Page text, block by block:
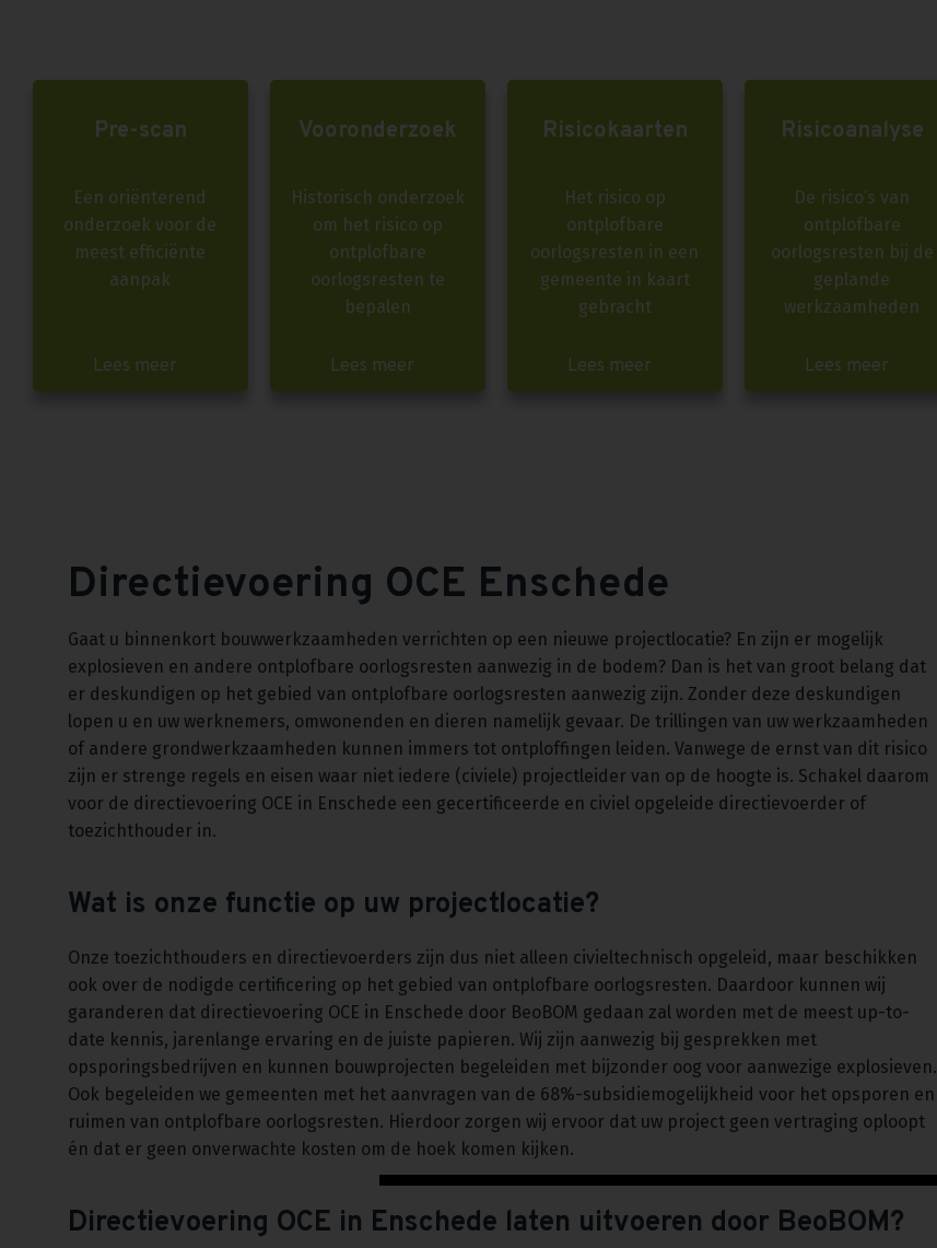
Pre-scan
Een oriënterend
onderzoek voor de
meest efficiënte
aanpak
Lees meer
Vooronderzoek
Historisch onderzoek
om het risico op
ontplofbare
oorlogsresten te
bepalen
Lees meer
Risicokaarten
Het risico op
ontplofbare
oorlogsresten in een
gemeente in kaart
gebracht
Lees meer
Risicoanalyse
De risico’s van
ontplofbare
oorlogsresten bij de
geplande
werkzaamheden
Lees meer
Directievoering OCE Enschede
Gaat u binnenkort bouwwerkzaamheden verrichten op een nieuwe projectlocatie? En zijn er mogelijk
explosieven en andere ontplofbare oorlogsresten aanwezig in de bodem? Dan is het van groot belang dat
er deskundigen op het gebied van ontplofbare oorlogsresten aanwezig zijn. Zonder deze deskundigen
lopen u en uw werknemers, omwonenden en dieren namelijk gevaar. De trillingen van uw werkzaamheden
of andere grondwerkzaamheden kunnen immers tot ontploffingen leiden. Vanwege de ernst van dit risico
zijn er strenge regels en eisen waar niet iedere (civiele) projectleider van op de hoogte is. Schakel daarom
voor de directievoering OCE in Enschede een gecertificeerde en civiel opgeleide directievoerder of
toezichthouder in.
Wat is onze functie op uw projectlocatie?
Onze toezichthouders en directievoerders zijn dus niet alleen civieltechnisch opgeleid, maar beschikken
ook over de nodigde certificering op het gebied van ontplofbare oorlogsresten. Daardoor kunnen wij
garanderen dat directievoering OCE in Enschede door BeoBOM gedaan zal worden met de meest up-to-
date kennis, jarenlange ervaring en de juiste papieren. Wij zijn aanwezig bij gesprekken met
opsporingsbedrijven en kunnen bouwprojecten begeleiden met bijzonder oog voor aanwezige explosieven.
Ook begeleiden we gemeenten met het aanvragen van de 68%-subsidiemogelijkheid voor het opsporen en
ruimen van ontplofbare oorlogsresten. Hierdoor zorgen wij ervoor dat uw project geen vertraging oploopt
én dat er geen onverwachte kosten om de hoek komen kijken.
Directievoering OCE in Enschede laten uitvoeren door BeoBOM?